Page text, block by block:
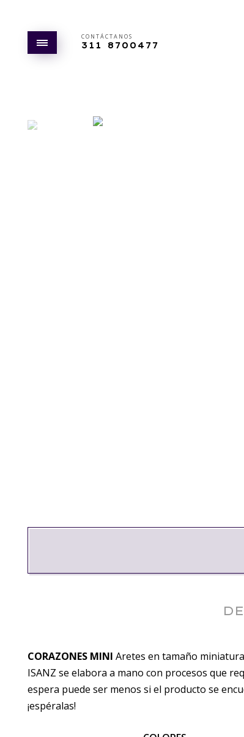
CONTÁCTANOS
311 8700477
CORAZONES MINI Aretes en tamaño
ISANZ se elabora a mano con procesos que
espera puede ser menos si el producto se
¡espéralas!